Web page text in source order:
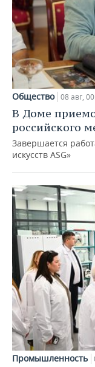
Общество 08 авг,
В Доме
российского
Завершается
искусств ASG»
Промышленность